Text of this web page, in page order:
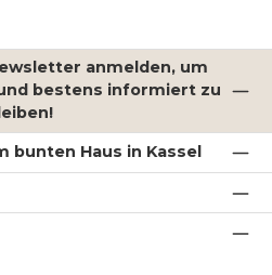
anmelden, um
bestens informiert zu
bunten Haus in Kassel